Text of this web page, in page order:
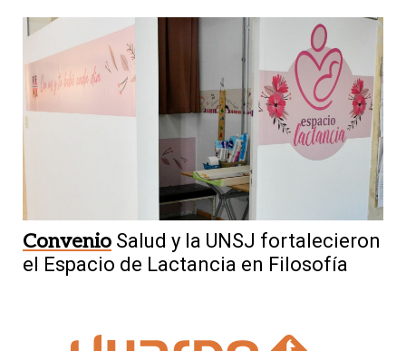
Convenio Salud y la UNSJ fortalecieron
el Espacio de Lactancia en Filosofía